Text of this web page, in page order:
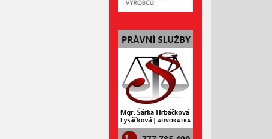
Únor 2022
Prosinec 2021
Listopad 2021
Říjen 2021
Září 2021
Srpen 2021
Červenec 2021